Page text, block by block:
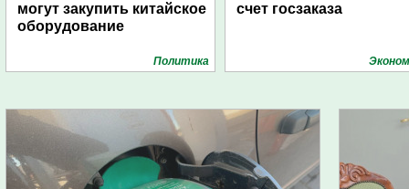
могут закупить китайское
оборудование
Политика
счет госзаказа